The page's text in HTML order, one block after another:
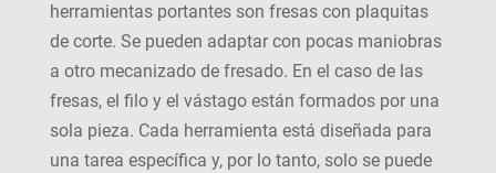
herramientas portantes son fresas con plaquitas
de corte. Se pueden adaptar con pocas maniobras
a otro mecanizado de fresado. En el caso de las
fresas, el filo y el vástago están formados por una
sola pieza. Cada herramienta está diseñada para
una tarea específica y, por lo tanto, solo se puede